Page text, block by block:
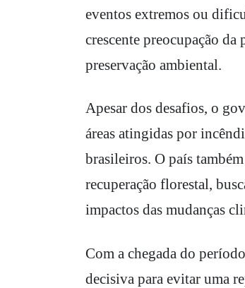
eventos extremos ou
crescente preocupação da
preservação ambiental.
Apesar dos desafios, o
áreas atingidas por
brasileiros. O país
recuperação florestal,
impactos das mudanças
Com a chegada do
decisiva para evitar uma